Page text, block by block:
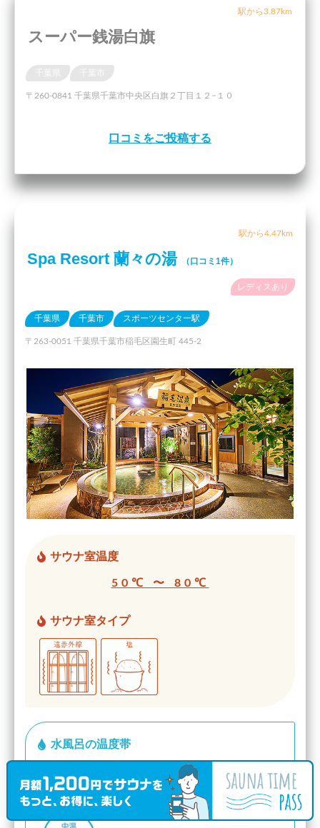
駅から3.87km
スーパー銭湯白旗
千葉県 千葉市
〒260-0841 千葉県千葉市中央区白旗２丁目１２−１０
口コミをご投稿する
駅から4.47km
Spa Resort 蘭々の湯 （口コミ1件）
レディスあり
千葉県 千葉市 スポーツセンター駅
〒263-0051 千葉県千葉市稲毛区園生町 445-2
サウナ室温度
50℃ 〜 80℃
サウナ室タイプ
水風呂の温度帯